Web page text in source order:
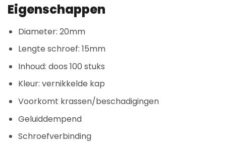
Eigenschappen
Diameter: 20mm
Lengte schroef: 15mm
Inhoud: doos 100 stuks
Kleur: vernikkelde kap
Voorkomt krassen/beschadigingen
Geluiddempend
Schroefverbinding